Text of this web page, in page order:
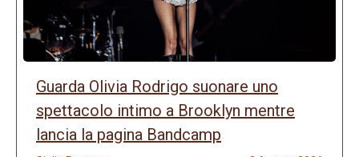
Guarda Olivia Rodrigo suonare uno
spettacolo intimo a Brooklyn mentre
lancia la pagina Bandcamp